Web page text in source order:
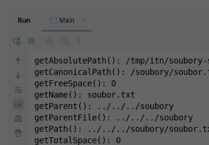
getAbsolutePath(): /tmp/itn/
getCanonicalPath(): /soubory/
getFreeSpace(): 0
getName(): soubor.txt
getParent(): ../../../soubory
getParentFile(): ../../../soubory
getPath(): ../../../soubory/
getTotalSpace(): 0